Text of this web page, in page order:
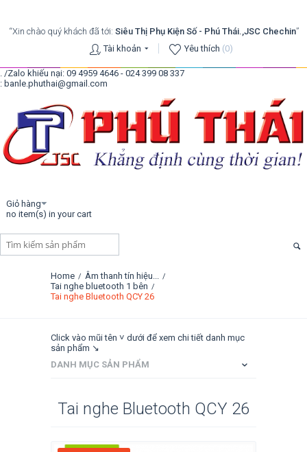
“Xin chào quý khách đã tới: Siêu Thị Phụ Kiện Số - Phú Thái.,JSC Chechin”
Tài khoản
Yêu thích (0)
. /Zalo khiếu nại: 09 4959 4646 - 024 399 08 337
: banle.phuthai@gmail.com
Giỏ hàng
no item(s) in your cart
Home / Âm thanh tín hiệu... /
Tai nghe bluetooth 1 bên /
Tai nghe Bluetooth QCY 26
Click vào mũi tên ˅ dưới để xem chi tiết danh mục
sản phẩm ↘
DANH MỤC SẢN PHẨM
Tai nghe Bluetooth QCY 26